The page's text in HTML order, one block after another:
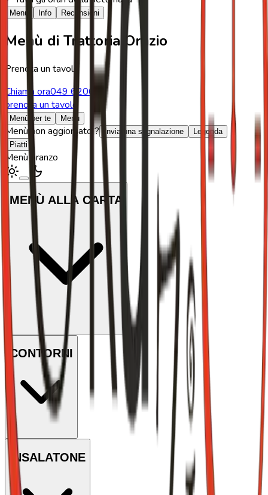
Menù Info Recensioni
Menù di Trattoria Orazio
Prenota un tavolo
Chiama ora049 620634
prenota un tavolo
Menù per te Menù
Menù non aggiornato ? Invia una segnalazione
Legenda
Piatti
Menù pranzo
MENÙ ALLA CARTA
CONTORNI
INSALATONE